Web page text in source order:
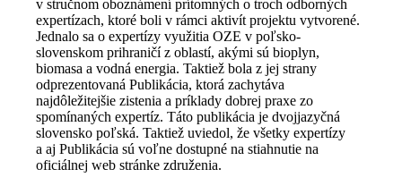
v stručnom oboznámení prítomných o troch odborných
expertízach, ktoré boli v rámci aktivít projektu vytvorené.
Jednalo sa o expertízy využitia OZE v poľsko-
slovenskom prihraničí z oblastí, akými sú bioplyn,
biomasa a vodná energia. Taktiež bola z jej strany
odprezentovaná Publikácia, ktorá zachytáva
najdôležitejšie zistenia a príklady dobrej praxe zo
spomínaných expertíz. Táto publikácia je dvojjazyčná
slovensko poľská. Taktiež uviedol, že všetky expertízy
a aj Publikácia sú voľne dostupné na stiahnutie na
oficiálnej web stránke združenia.